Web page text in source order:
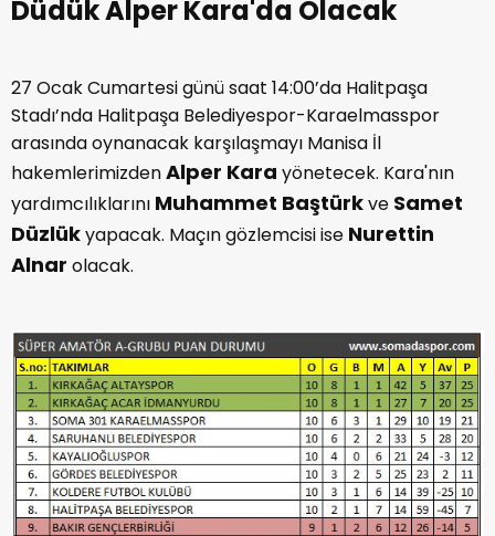
Düdük Alper Kara'da Olacak
27 Ocak Cumartesi günü saat 14:00’da Halitpaşa
Stadı’nda Halitpaşa Belediyespor-Karaelmasspor
arasında oynanacak karşılaşmayı Manisa İl
hakemlerimizdenAlper Kara yönetecek. Kara'nın
yardımcılıklarını Muhammet Baştürkve Samet
Düzlükyapacak. Maçın gözlemcisi ise Nurettin
Alnar olacak.